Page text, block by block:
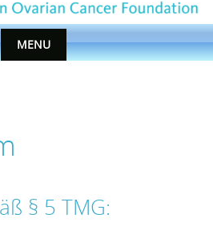
MENU
§ 5 TMG: